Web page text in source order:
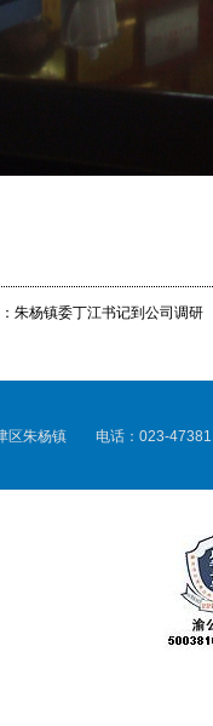
朱杨镇委丁江书记到公司调研
区朱杨镇 电话：023-